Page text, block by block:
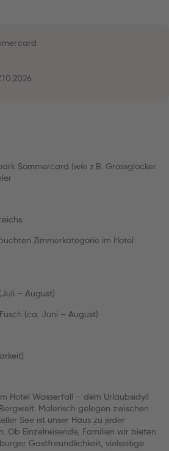
Sommercard (wie z.B. Grossglocker
Zimmerkategorie im Hotel
– August)
(ca. Juni – August)
Hotel Wasserfall – dem Urlaubsidyll
Malerisch gelegen zwischen
See ist unser Haus zu jeder
Ob Einzelreisende, Familien wir bieten
Gastfreundlichkeit, vielseitige